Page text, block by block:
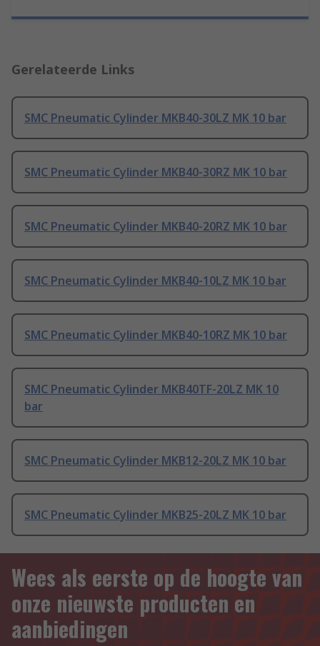
Gerelateerde Links
SMC Pneumatic Cylinder MKB40-30LZ MK 10 bar
SMC Pneumatic Cylinder MKB40-30RZ MK 10 bar
SMC Pneumatic Cylinder MKB40-20RZ MK 10 bar
SMC Pneumatic Cylinder MKB40-10LZ MK 10 bar
SMC Pneumatic Cylinder MKB40-10RZ MK 10 bar
SMC Pneumatic Cylinder MKB40TF-20LZ MK 10
bar
SMC Pneumatic Cylinder MKB12-20LZ MK 10 bar
SMC Pneumatic Cylinder MKB25-20LZ MK 10 bar
Wees als eerste op de hoogte van
onze nieuwste producten en
aanbiedingen